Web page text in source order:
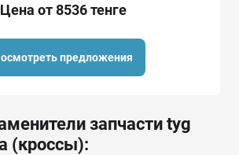
Цена от 8536 тенге
предложения
запчасти tyg
(кроссы):